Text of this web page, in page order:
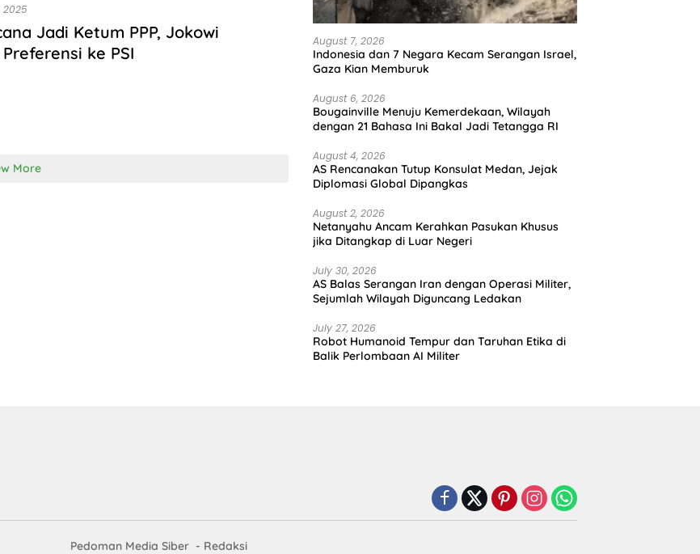
2025
Jadi Ketum PPP, Jokowi
ke PSI
More
August 7, 2026
Indonesia dan 7 Negara Kecam Serangan Israel,
Gaza Kian Memburuk
August 6, 2026
Bougainville Menuju Kemerdekaan, Wilayah
dengan 21 Bahasa Ini Bakal Jadi Tetangga RI
August 4, 2026
AS Rencanakan Tutup Konsulat Medan, Jejak
Diplomasi Global Dipangkas
August 2, 2026
Netanyahu Ancam Kerahkan Pasukan Khusus
jika Ditangkap di Luar Negeri
July 30, 2026
AS Balas Serangan Iran dengan Operasi Militer,
Sejumlah Wilayah Diguncang Ledakan
July 27, 2026
Robot Humanoid Tempur dan Taruhan Etika di
Balik Perlombaan AI Militer
Pedoman Media Siber Redaksi